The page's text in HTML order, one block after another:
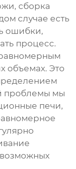
сборка
случае есть
ошибки,
процесс.
объемах. Это
проблемы мы
печи,